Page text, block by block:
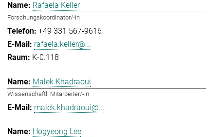
Rafaela Keller
Forschungskoordinator/-in
+49 331 567-9616
rafaela.keller@...
K-0.118
Malek Khadraoui
Wissenschaftl. Mitarbeiter/-in
malek.khadraoui@...
Hogyeong Lee